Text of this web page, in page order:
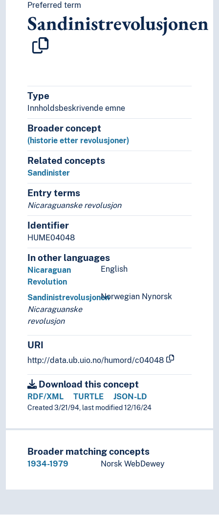
Preferred term
Sandinistrevolusjonen
Type
Innholdsbeskrivende emne
Broader concept
(historie etter revolusjoner)
Related concepts
Sandinister
Entry terms
Nicaraguanske revolusjon
Identifier
HUME04048
In other languages
English
Nicaraguan
Revolution
Norwegian Nynorsk
Sandinistrevolusjonen
Nicaraguanske
revolusjon
URI
http://data.ub.uio.no/humord/c04048
Download this concept
RDF/XML TURTLE JSON-LD
Created 3/21/94, last modified 12/16/24
Broader matching concepts
1934-1979 Norsk WebDewey